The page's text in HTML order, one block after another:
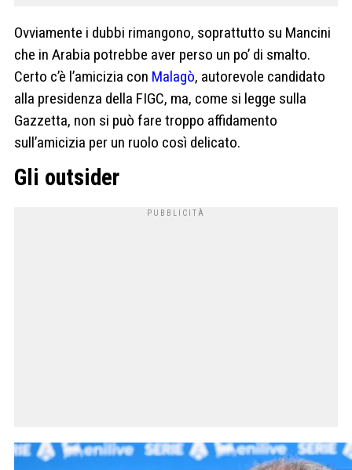
Ovviamente i dubbi rimangono, soprattutto su Mancini
che in Arabia potrebbe aver perso un po’ di smalto.
Certo c’è l’amicizia con Malagò, autorevole candidato
alla presidenza della FIGC, ma, come si legge sulla
Gazzetta, non si può fare troppo affidamento
sull’amicizia per un ruolo così delicato.
Gli outsider